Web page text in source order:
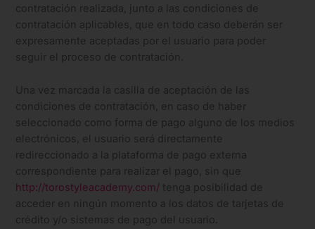
contratación realizada, junto a las condiciones de
contratación aplicables, que en todo caso deberán ser
expresamente aceptadas por el usuario para poder
seguir el proceso de contratación.
Una vez marcada la casilla de aceptación de las
condiciones de contratación, en caso de haber
seleccionado como forma de pago alguno de los medios
electrónicos, el usuario será directamente
redireccionado a la plataforma de pago externa
correspondiente para realizar el pago, sin que
http://torostyleacademy.com/ tenga posibilidad de
acceder en ningún momento a los datos de tarjetas de
crédito y/o sistemas de pago del usuario.